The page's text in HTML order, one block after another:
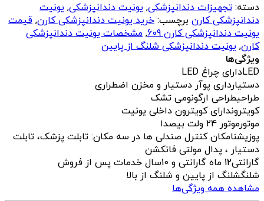
دسته: تجهیزات دندانپزشکی, یونیت دندانپزشکی, یونیت
دندانپزشکی کارن برچسب: خرید یونیت دندانپزشکی کارن, قیمت
یونیت دندانپزشکی کارن 609
, مشخصات یونیت دندانپزشکی
کارن, یونیت دندانپزشکی شلنگ از پایین
ویژگی‌ها
LEDدارای چراغ LED
دستیارداری پوآر دستیار و مخزن اضطراری
طراحیطراحی ارگونومی تشک
کویتروندارای کویترون داخلی یونیت
موتورموتور 24 ولت بیصدا
پوزیشنامکان کنترل صندلی ها در سه مکان: تابلت پزشک، تابلت
دستیار ، پدال مولتی فانکشن
گارانتی12 ماه گارانتی و 10سال خدمات پس از فروش
شلنگشلنگ از پایین و شلنگ از بالا
مشاهده همه ویژگی‌ها